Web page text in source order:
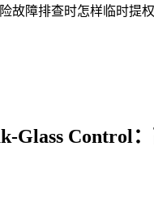
险故障排查时怎样临时
Glass